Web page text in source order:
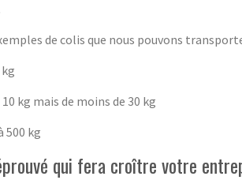
de colis que nous pouvons
kg mais de moins de 30 kg
500 kg
qui fera croître votre